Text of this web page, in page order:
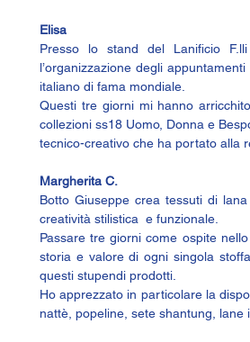
Elisa
Presso lo stand del Lanificio
l’organizzazione degli
italiano di fama mondiale.
Questi tre giorni mi hanno
collezioni ss18 Uomo, Donna e
tecnico-creativo che ha portato alla
Margherita C.
Botto Giuseppe crea tessuti di
creatività stilistica  e funzionale.
Passare tre giorni come ospite
storia e valore di ogni singola
questi stupendi prodotti.
Ho apprezzato in particolare la
nattè, popeline, sete shantung, lane